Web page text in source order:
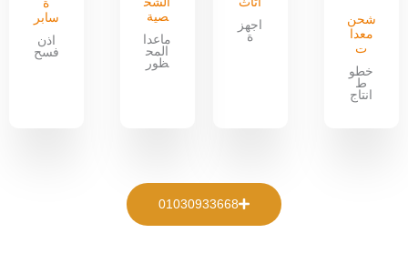
شحن
معدا
ت
خطو
ط
انتاج
اجهز
ة
صية
ماعدا
المح
ظور
ة
سابر
اذن
فسح
01030933668